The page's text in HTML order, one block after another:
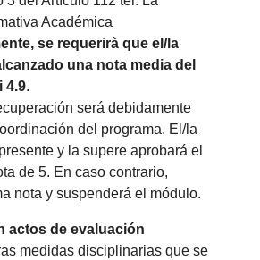
Académica
se requerirà que el/la
una nota media del
4.9.
será debidamente
del programa. El/la
y la supere aprobará el
de 5. En caso contrario,
nota y suspenderá el módulo.
actos de evaluación
medidas disciplinarias que se